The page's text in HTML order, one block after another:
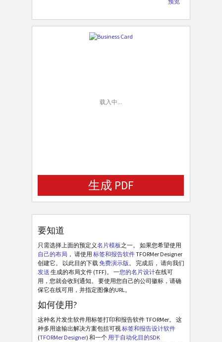
ZIP Code
预览
载入中...
生成 PDF
要知道
只需选择上面的预定义名片模板之一。 如果您希望使用
自己的布局 ， 请使用 标签和报告软件TFORMer Designer
创建它。 以此目的下载免费演示版。 完成后， 请向我们
发送 生成的布局文件 (TFF)。 一您的名片设计在线可
用，您就会收到通知。 要使用您自己的公司徽标，请确
保它在线可用，并指定图像的URL。
如何使用?
这种名片发生软件用标签打印和报告软件 TFORMer。 这
种多用途输出解决方案包括可视标签和报告设计软件
(TFORMer Designer) 和一个 用于自动化目的SDK